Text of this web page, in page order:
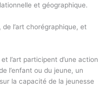
et géographique.
l’art chorégraphique, et
l’art participent d’une action
l’enfant ou du jeune, un
la capacité de la jeunesse